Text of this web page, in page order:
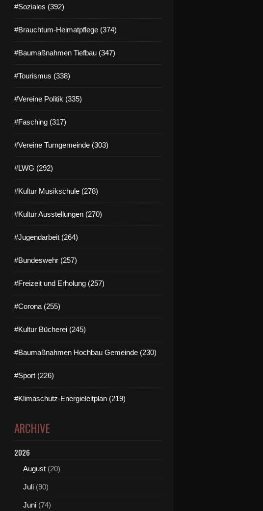
#Soziales (392)
#Brauchtum-Heimatpflege (374)
#Baumaßnahmen Tiefbau (347)
#Tourismus (338)
#Vereine Politik (335)
#Fasching (317)
#Vereine Turngemeinde (303)
#LWG (292)
#Kultur Musikschule (278)
#Kultur Ausstellungen (270)
#Jugendarbeit (264)
#Bundeswehr (257)
#Freizeit und Erholung (257)
#Corona (255)
#Kultur Bücherei (245)
#Baumaßnahmen Hochbau Gemeinde (230)
#Sport (226)
#Klimaschutz-Energieleitplan (219)
ARCHIVE
2026
August (20)
Juli (90)
Juni (74)